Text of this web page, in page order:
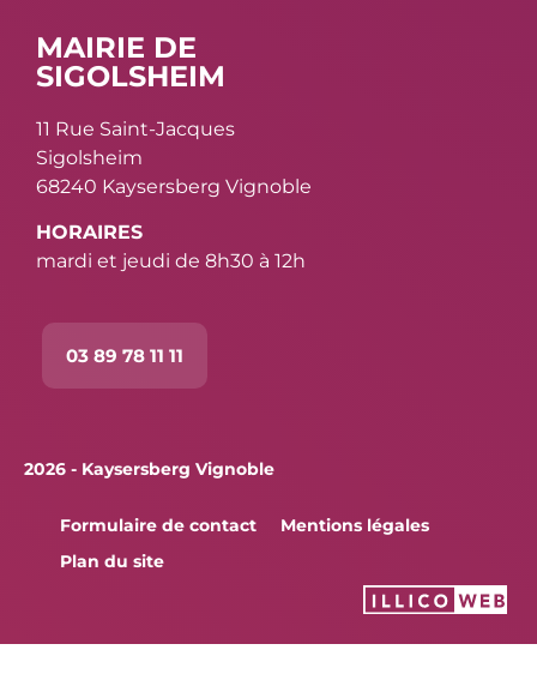
MAIRIE DE
SIGOLSHEIM
11 Rue Saint-Jacques
Sigolsheim
68240 Kaysersberg Vignoble
HORAIRES
mardi et jeudi de 8h30 à 12h
03 89 78 11 11
2026 - Kaysersberg Vignoble
Formulaire de contact
Mentions légales
Plan du site